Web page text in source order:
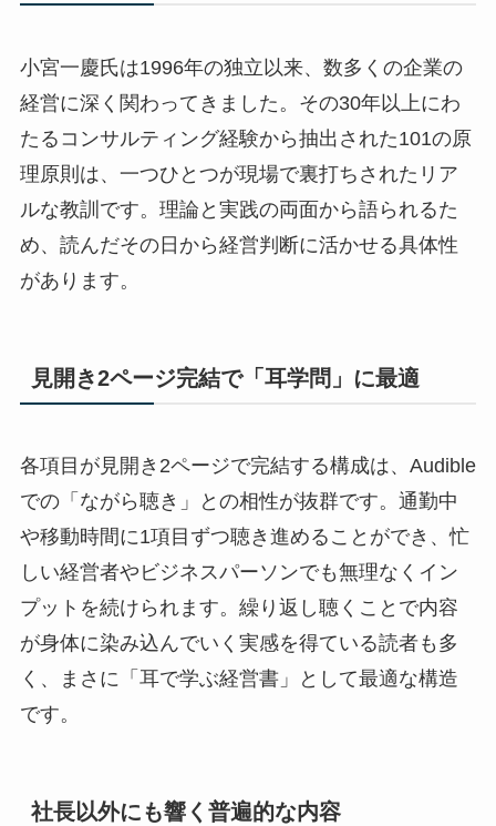
小宮一慶氏は1996年の独立以来、数多くの企業の
経営に深く関わってきました。その30年以上にわ
たるコンサルティング経験から抽出された101の原
理原則は、一つひとつが現場で裏打ちされたリア
ルな教訓です。理論と実践の両面から語られるた
め、読んだその日から経営判断に活かせる具体性
があります。
見開き2ページ完結で「耳学問」に最適
各項目が見開き2ページで完結する構成は、Audible
での「ながら聴き」との相性が抜群です。通勤中
や移動時間に1項目ずつ聴き進めることができ、忙
しい経営者やビジネスパーソンでも無理なくイン
プットを続けられます。繰り返し聴くことで内容
が身体に染み込んでいく実感を得ている読者も多
く、まさに「耳で学ぶ経営書」として最適な構造
です。
社長以外にも響く普遍的な内容